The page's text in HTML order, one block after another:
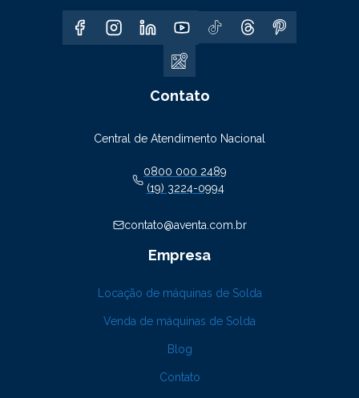
Contato
Central de Atendimento Nacional
0800 000 2489
(19) 3224-0994
contato@aventa.com.br
Empresa
Locação de máquinas de Solda
Venda de máquinas de Solda
Blog
Contato